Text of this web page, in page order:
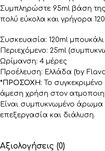
Συμπληρώστε 95ml βάση της
πολύ εύκολα και γρήγορα
Συσκευασία: 120ml μπουκάλι
Περιεχόμενο: 25ml
Ωρίμανση: 4 μέρες
Προέλευση: Ελλάδα (by
*ΠΡΟΣΟΧΗ: Το
άμεση χρήση στον
Είναι συμπυκνωμένο άρωμα
επεξεργασία και διάλυση.
Αξιολογήσεις (0)